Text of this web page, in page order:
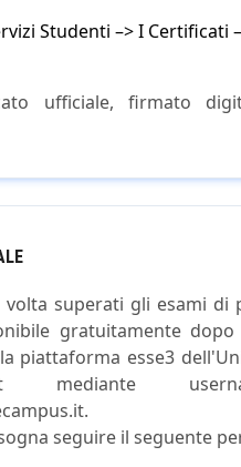
Studenti –> I Certificati
ufficiale, firmato
volta superati gli esami
gratuitamente
piattaforma esse3
mediante
seguire il seguente